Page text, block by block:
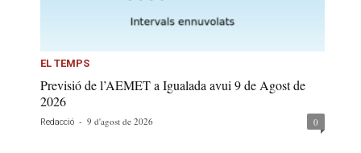
EL TEMPS
Previsió de l’AEMET a Igualada avui 9 de Agost de
2026
Redacció - 9 d'agost de 2026 0